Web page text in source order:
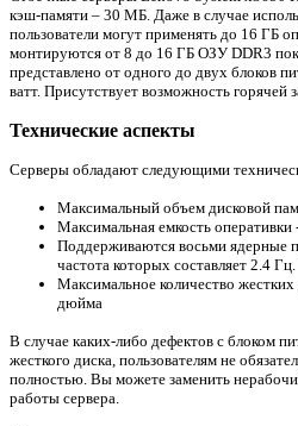
кэш-памяти – 30 МБ. Даже в случае
пользователи могут применять до 16 ГБ
монтируются от 8 до 16 ГБ ОЗУ DDR3
представлено от одного до двух блоков
ватт. Присутствует возможность горячей
Технические аспекты
Серверы обладают следующими
Максимальный объем дисковой
Максимальная емкость
Поддерживаются восьми ядерные
частота которых составляет 2.4 Гц.
Максимальное количество
дюйма
В случае каких-либо дефектов с блоком
жесткого диска, пользователям не
полностью. Вы можете заменить
работы сервера.